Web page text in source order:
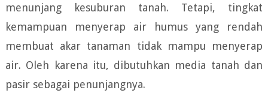
menunjang kesuburan tanah. Tetapi, tingkat
kemampuan menyerap air humus yang rendah
membuat akar tanaman tidak mampu menyerap
air. Oleh karena itu, dibutuhkan media tanah dan
pasir sebagai penunjangnya.